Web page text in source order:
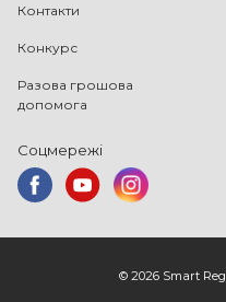
Контакти
Конкурс
Разова грошова
допомога
Соцмережі
© 2026 Smart